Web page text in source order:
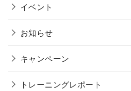
イベント
お知らせ
キャンペーン
トレーニングレポート